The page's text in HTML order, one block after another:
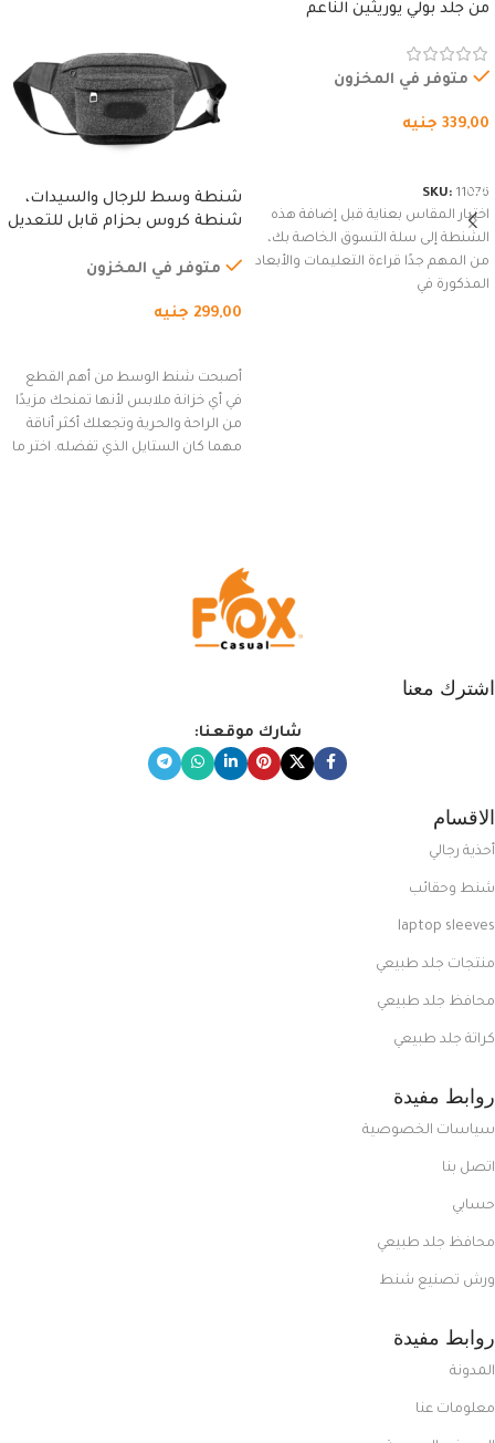
من جلد بولي يوريثين الناعم
وسوستة.
متوفر في المخزون
339,00 جنيه
SKU: 11076
اختيار المقاس بعناية قبل إضافة هذه
الشنطة إلى سلة التسوق الخاصة بك،
من المهم جدًا قراءة التعليمات والأبعاد
المذكورة في
شنطة وسط للرجال والسيدات،
شنطة كروس بحزام قابل للتعديل
السفر، الجري العادي، المشي
(رمادي)
متوفر في المخزون
299,00 جنيه
أصبحت شنط الوسط من أهم القطع
في أي خزانة ملابس لأنها تمنحك مزيدًا
من الراحة والحرية وتجعلك أكثر أناقة
مهما كان الستايل الذي تفضله. اختر ما
اشترك معنا
شارك موقعنا:
الاقسام
أحذية رجالي
شنط وحقائب
laptop sleeves
منتجات جلد طبيعي
محافظ جلد طبيعي
كراتة جلد طبيعي
روابط مفيدة
سياسات الخصوصية
اتصل بنا
حسابي
محافظ جلد طبيعي
ورش تصنيع شنط
روابط مفيدة
المدونة
معلومات عنا